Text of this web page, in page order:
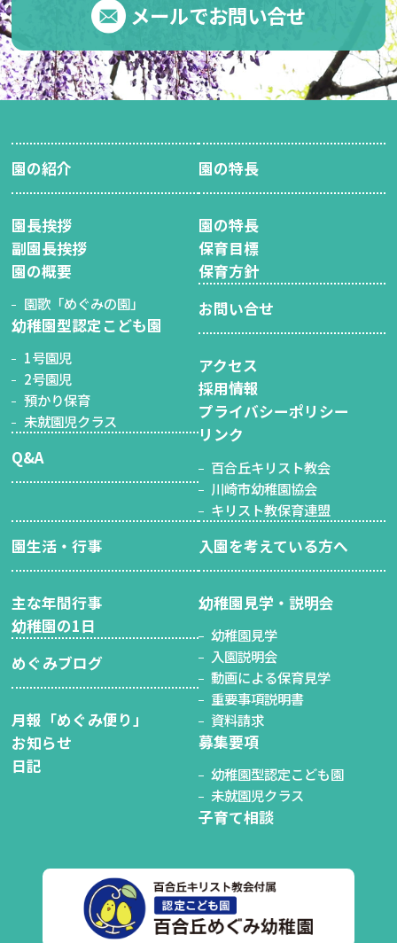
メールでお問い合せ
園の紹介
園長挨拶
副園長挨拶
園の概要
園歌「めぐみの園」
幼稚園型認定こども園
1号園児
2号園児
預かり保育
未就園児クラス
Q&A
園の特長
園の特長
保育目標
保育方針
お問い合せ
アクセス
採用情報
プライバシーポリシー
リンク
百合丘キリスト教会
川崎市幼稚園協会
キリスト教保育連盟
園生活・行事
主な年間行事
幼稚園の1日
めぐみブログ
月報「めぐみ便り」
お知らせ
日記
入園を考えている方へ
幼稚園見学・説明会
幼稚園見学
入園説明会
動画による保育見学
重要事項説明書
資料請求
募集要項
幼稚園型認定こども園
未就園児クラス
子育て相談